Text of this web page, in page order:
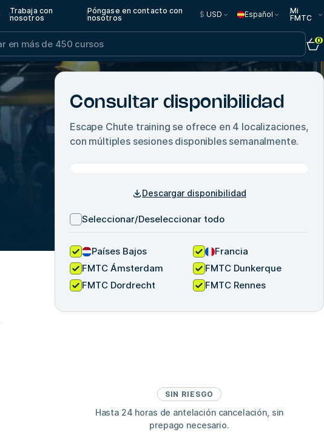
Trabaja con
nosotros
Póngase en contacto con
nosotros
$ USD Español
Mi
FMTC
0
Consultar disponibilidad
Escape Chute training se ofrece en 4 localizaciones,
con múltiples sesiones disponibles semanalmente.
Descargar disponibilidad
Seleccionar/Deseleccionar todo
Países Bajos
FMTC Ámsterdam
FMTC Dordrecht
Francia
FMTC Dunkerque
FMTC Rennes
SIN RIESGO
Hasta 24 horas de antelación cancelación, sin
prepago necesario.